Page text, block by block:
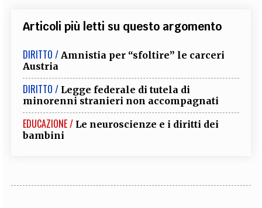
Articoli più letti su questo argomento
DIRITTO / Amnistia per “sfoltire” le carceri
Austria
DIRITTO / Legge federale di tutela di
minorenni stranieri non accompagnati
EDUCAZIONE / Le neuroscienze e i diritti dei
bambini